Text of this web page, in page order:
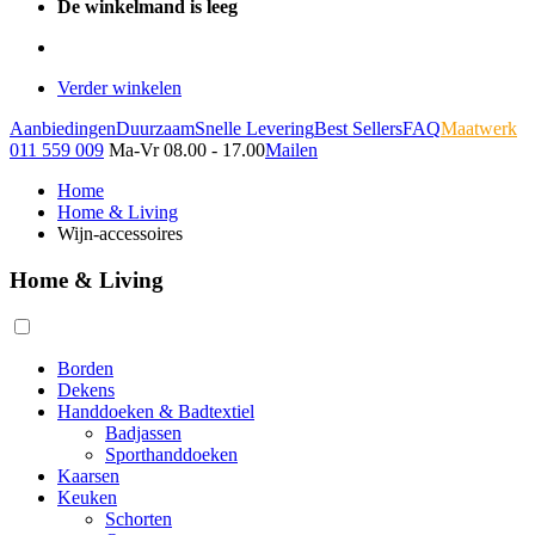
De winkelmand is leeg
Verder winkelen
AanbiedingenDuurzaamSnelle LeveringBest SellersFAQMaatwerk
011 559 009 Ma-Vr 08.00 - 17.00Mailen
Home
Home & Living
Wijn-accessoires
Home & Living
Borden
Dekens
Handdoeken & Badtextiel
Badjassen
Sporthanddoeken
Kaarsen
Keuken
Schorten